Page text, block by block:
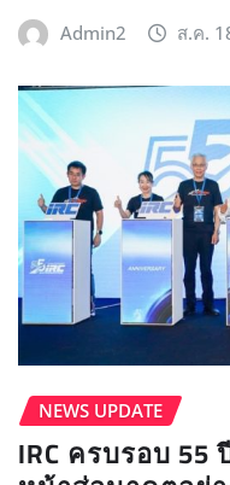
Admin2 ส.ค.
NEWS UPDATE​
IRC ครบรอบ 55